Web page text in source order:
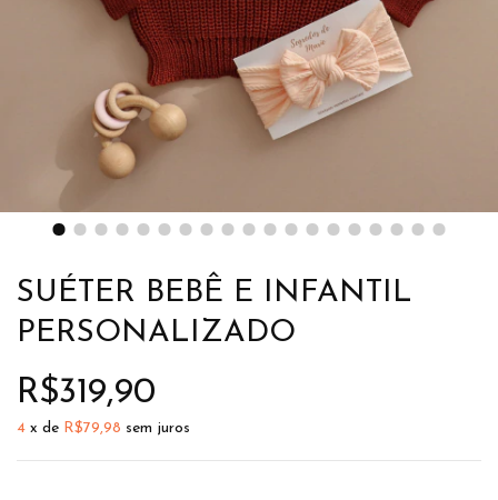
SUÉTER BEBÊ E INFANTIL
PERSONALIZADO
R$319,90
4 x de R$79,98 sem juros